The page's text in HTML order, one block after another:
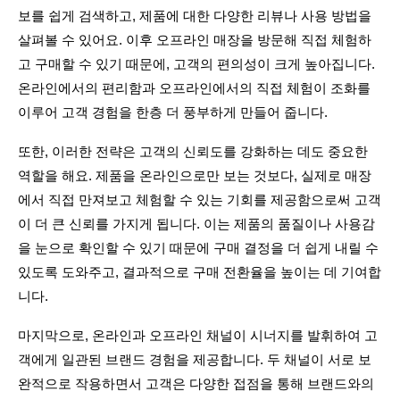
보를 쉽게 검색하고, 제품에 대한 다양한 리뷰나 사용 방법을
살펴볼 수 있어요. 이후 오프라인 매장을 방문해 직접 체험하
고 구매할 수 있기 때문에, 고객의 편의성이 크게 높아집니다.
온라인에서의 편리함과 오프라인에서의 직접 체험이 조화를
이루어 고객 경험을 한층 더 풍부하게 만들어 줍니다.
또한, 이러한 전략은 고객의 신뢰도를 강화하는 데도 중요한
역할을 해요. 제품을 온라인으로만 보는 것보다, 실제로 매장
에서 직접 만져보고 체험할 수 있는 기회를 제공함으로써 고객
이 더 큰 신뢰를 가지게 됩니다. 이는 제품의 품질이나 사용감
을 눈으로 확인할 수 있기 때문에 구매 결정을 더 쉽게 내릴 수
있도록 도와주고, 결과적으로 구매 전환율을 높이는 데 기여합
니다.
마지막으로, 온라인과 오프라인 채널이 시너지를 발휘하여 고
객에게 일관된 브랜드 경험을 제공합니다. 두 채널이 서로 보
완적으로 작용하면서 고객은 다양한 접점을 통해 브랜드와의